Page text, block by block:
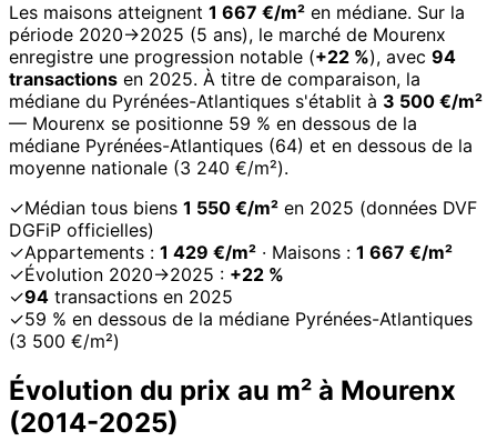
Les maisons atteignent 1 667 €/m² en médiane. Sur la
période 2020→2025 (5 ans), le marché de Mourenx
enregistre une progression notable (+22 %), avec 94
transactions en 2025. À titre de comparaison, la
médiane du Pyrénées-Atlantiques s'établit à 3 500 €/m²
— Mourenx se positionne 59 % en dessous de la
médiane Pyrénées-Atlantiques (64) et en dessous de la
moyenne nationale (3 240 €/m²).
✓Médian tous biens 1 550 €/m² en 2025 (données DVF
DGFiP officielles)
✓Appartements : 1 429 €/m² · Maisons : 1 667 €/m²
✓Évolution 2020→2025 : +22 %
✓94 transactions en 2025
✓59 % en dessous de la médiane Pyrénées-Atlantiques
(3 500 €/m²)
Évolution du prix au m² à Mourenx
(2014-2025)